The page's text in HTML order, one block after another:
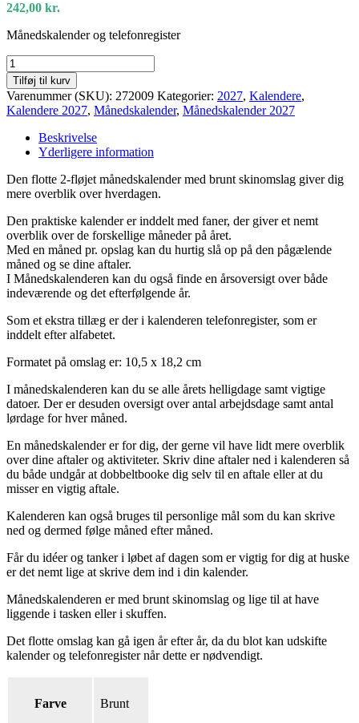
242,00 kr.
Månedskalender og telefonregister
Månedskalender
2027
2-
fløjet
i
brunt
skind
Tilføj til kurv
Varenummer (SKU): 272009 Kategorier: 2027, Kalendere,
Kalendere 2027, Månedskalender, Månedskalender 2027
Beskrivelse
Yderligere information
Den flotte 2-fløjet månedskalender med brunt skinomslag giver dig
mere overblik over hverdagen.
Den praktiske kalender er inddelt med faner, der giver et nemt
overblik over de forskellige måneder på året.
Med en måned pr. opslag kan du hurtig slå op på den pågælende
måned og se dine aftaler.
I Månedskalenderen kan du også finde en årsoversigt over både
indeværende og det efterfølgende år.
Som et ekstra tillæg er der i kalenderen telefonregister, som er
inddelt efter alfabetet.
Formatet på omslag er: 10,5 x 18,2 cm
I månedskalenderen kan du se alle årets helligdage samt vigtige
datoer. Der er desuden oversigt over antal arbejdsdage samt antal
lørdage for hver måned.
En månedskalender er for dig, der gerne vil have lidt mere overblik
over dine aftaler og aktiviteter. Skriv dine aftaler ned i kalenderen så
du både undgår at dobbeltbooke dig selv til en aftale eller at du
misser en vigtig aftale.
Kalenderen kan også bruges til personlige mål som du kan skrive
ned og dermed følge måned efter måned.
Får du idéer og tanker i løbet af dagen som er vigtig for dig at huske
er det nemt lige at skrive dem ind i din kalender.
Månedskalenderen er med brunt skinomslag og lige til at have
liggende i tasken eller i skuffen.
Det flotte omslag kan gå igen år efter år, da du blot kan udskifte
kalender og telefonregister når dette er nødvendigt.
Farve Brunt